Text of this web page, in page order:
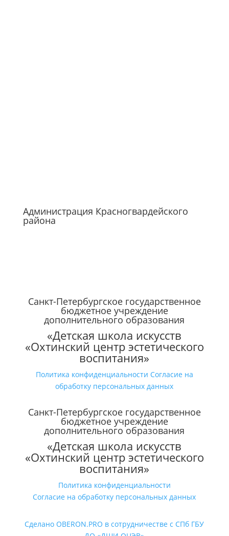
Администрация Красногвардейского
района
Санкт-Петербургское государственное
бюджетное учреждение
дополнительного образования
«Детская школа искусств
«Охтинский центр эстетического
воспитания»
Политика конфиденциальности Согласие на
обработку персональных данных
Санкт-Петербургское государственное
бюджетное учреждение
дополнительного образования
«Детская школа искусств
«Охтинский центр эстетического
воспитания»
Политика конфиденциальности
Согласие на обработку персональных данных
Сделано OBERON.PRO в сотрудничестве с СПб ГБУ